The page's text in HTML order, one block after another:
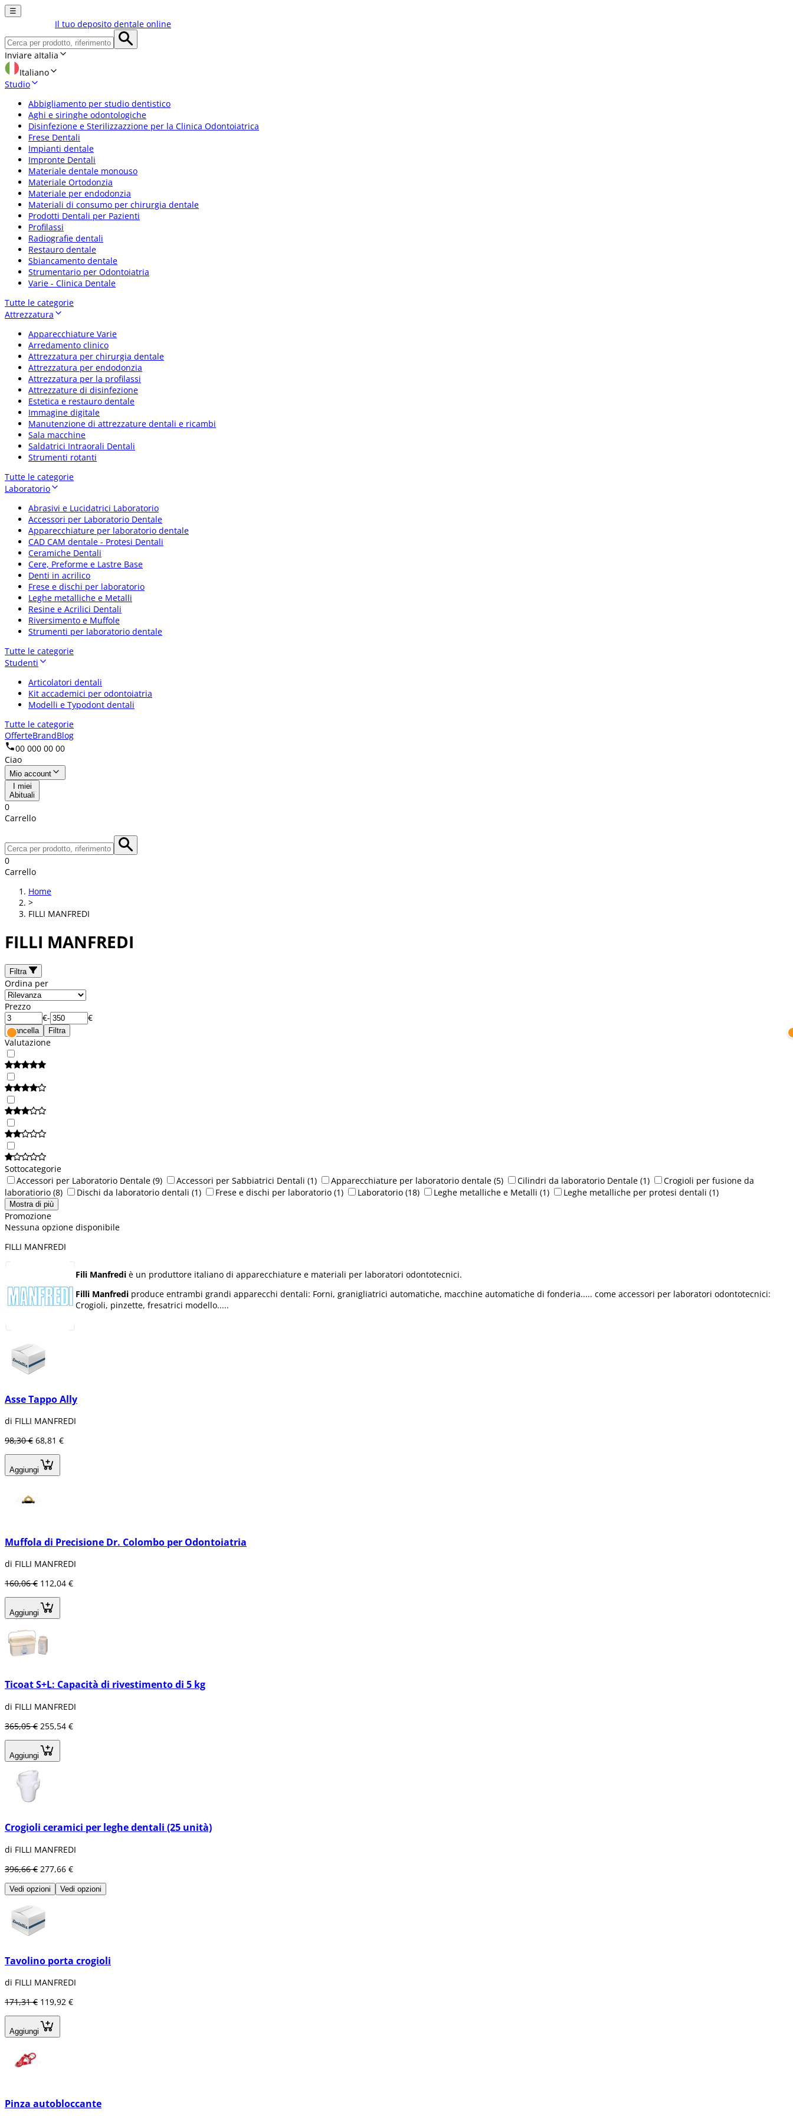
☰
Il tuo deposito dentale online
Inviare aItalia
Italiano
Studio
Abbigliamento per studio dentistico
Aghi e siringhe odontologiche
Disinfezione e Sterilizzazzione per la Clinica Odontoiatrica
Frese Dentali
Impianti dentale
Impronte Dentali
Materiale dentale monouso
Materiale Ortodonzia
Materiale per endodonzia
Materiali di consumo per chirurgia dentale
Prodotti Dentali per Pazienti
Profilassi
Radiografie dentali
Restauro dentale
Sbiancamento dentale
Strumentario per Odontoiatria
Varie - Clinica Dentale
Tutte le categorie
Attrezzatura
Apparecchiature Varie
Arredamento clinico
Attrezzatura per chirurgia dentale
Attrezzatura per endodonzia
Attrezzatura per la profilassi
Attrezzature di disinfezione
Estetica e restauro dentale
Immagine digitale
Manutenzione di attrezzature dentali e ricambi
Sala macchine
Saldatrici Intraorali Dentali
Strumenti rotanti
Tutte le categorie
Laboratorio
Abrasivi e Lucidatrici Laboratorio
Accessori per Laboratorio Dentale
Apparecchiature per laboratorio dentale
CAD CAM dentale - Protesi Dentali
Ceramiche Dentali
Cere, Preforme e Lastre Base
Denti in acrilico
Frese e dischi per laboratorio
Leghe metalliche e Metalli
Resine e Acrilici Dentali
Riversimento e Muffole
Strumenti per laboratorio dentale
Tutte le categorie
Studenti
Articolatori dentali
Kit accademici per odontoiatria
Modelli e Typodont dentali
Tutte le categorie
OfferteBrandBlog
00 000 00 00
Ciao
Mio account
I miei
Abituali
0
Carrello
0
Carrello
Home
>
FILLI MANFREDI
FILLI MANFREDI
Filtra
Ordina per
Prezzo
€- €
Cancella Filtra
Valutazione
Sottocategorie
Accessori per Laboratorio Dentale (9) Accessori per Sabbiatrici Dentali (1) Apparecchiature per laboratorio dentale (5) Cilindri da laboratorio Dentale (1)
Crogioli per fusione da
laboratiorio (8) Dischi da laboratorio dentali (1) Frese e dischi per laboratorio (1) Laboratorio (18) Leghe metalliche e Metalli (1) Leghe metalliche per protesi dentali (1)
Mostra di più
Promozione
Nessuna opzione disponibile
FILLI MANFREDI
Fili Manfredi è un produttore italiano di apparecchiature e materiali per laboratori odontotecnici.
Filli Manfredi produce entrambi grandi apparecchi dentali: Forni, granigliatrici automatiche, macchine automatiche di fonderia..... come accessori per laboratori odontotecnici:
Crogioli, pinzette, fresatrici modello.....
Asse Tappo Ally
di FILLI MANFREDI
98,30 € 68,81 €
Aggiungi
Muffola di Precisione Dr. Colombo per Odontoiatria
di FILLI MANFREDI
160,06 € 112,04 €
Aggiungi
Ticoat S+L: Capacità di rivestimento di 5 kg
di FILLI MANFREDI
365,05 € 255,54 €
Aggiungi
Crogioli ceramici per leghe dentali (25 unità)
di FILLI MANFREDI
396,66 € 277,66 €
Vedi opzioni Vedi opzioni
Tavolino porta crogioli
di FILLI MANFREDI
171,31 € 119,92 €
Aggiungi
Pinza autobloccante